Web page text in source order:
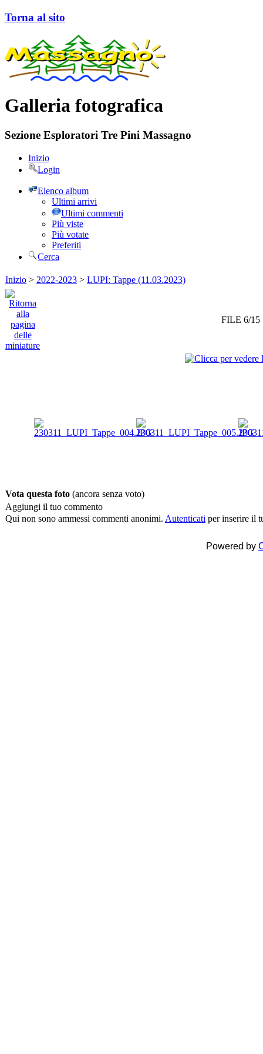
Torna al sito
Galleria fotografica
Sezione Esploratori Tre Pini Massagno
Inizio
Login
Elenco album
Ultimi arrivi
Ultimi commenti
Più viste
Più votate
Preferiti
Cerca
Inizio > 2022-2023 > LUPI: Tappe (11.03.2023)
FILE 6/15
Vota questa foto (ancora senza voto)
Aggiungi il tuo commento
Qui non sono ammessi commenti anonimi. Autenticati per inserire il
Powered by